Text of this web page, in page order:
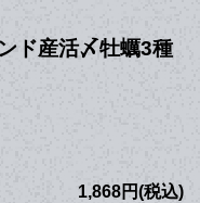
ド産活〆牡蠣3種
1,868円(税込)